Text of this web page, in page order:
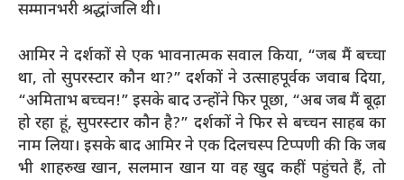
सम्मानभरी श्रद्धांजलि थी।
आमिर ने दर्शकों से एक भावनात्मक सवाल किया, “जब मैं बच्चा
था, तो सुपरस्टार कौन था?” दर्शकों ने उत्साहपूर्वक जवाब दिया,
“अमिताभ बच्चन!” इसके बाद उन्होंने फिर पूछा, “अब जब मैं बूढ़ा
हो रहा हूं, सुपरस्टार कौन है?” दर्शकों ने फिर से बच्चन साहब का
नाम लिया। इसके बाद आमिर ने एक दिलचस्प टिप्पणी की कि जब
भी शाहरुख खान, सलमान खान या वह खुद कहीं पहुंचते हैं, तो